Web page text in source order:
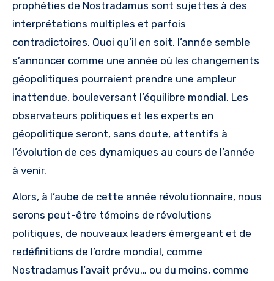
prophéties de Nostradamus sont sujettes à des
interprétations multiples et parfois
contradictoires. Quoi qu’il en soit, l’année semble
s’annoncer comme une année où les changements
géopolitiques pourraient prendre une ampleur
inattendue, bouleversant l’équilibre mondial. Les
observateurs politiques et les experts en
géopolitique seront, sans doute, attentifs à
l’évolution de ces dynamiques au cours de l’année
à venir.
Alors, à l’aube de cette année révolutionnaire, nous
serons peut-être témoins de révolutions
politiques, de nouveaux leaders émergeant et de
redéfinitions de l’ordre mondial, comme
Nostradamus l’avait prévu… ou du moins, comme